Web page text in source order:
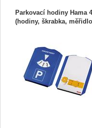
Parkovací hodiny Hama
(hodiny, škrabka,
doby příjezdu na parkoviště -
okna s gumovou stěrkou -
vzorku pneumatik - žeton do
vozíku - rozměry: 15,5 x 12 x
materiál pl